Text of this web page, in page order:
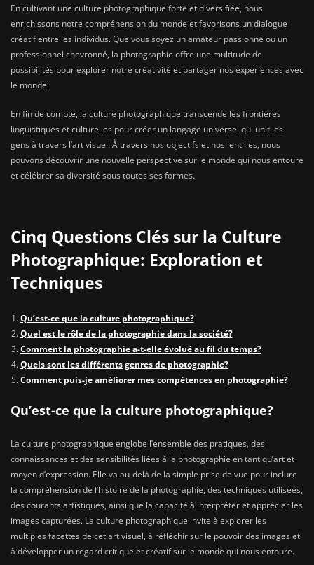
En cultivant une culture photographique forte et diversifiée, nous
enrichissons notre compréhension du monde et favorisons un dialogue
créatif entre les individus. Que vous soyez un amateur passionné ou un
professionnel chevronné, la photographie offre une multitude de
possibilités pour explorer notre créativité et partager nos expériences avec
le monde.
En fin de compte, la culture photographique transcende les frontières
linguistiques et culturelles pour créer un langage universel qui unit les
gens à travers l’art visuel. À travers nos objectifs et nos lentilles, nous
pouvons découvrir une nouvelle perspective sur le monde qui nous entoure
et célébrer sa diversité sous toutes ses formes.
Cinq Questions Clés sur la Culture
Photographique: Exploration et
Techniques
Qu’est-ce que la culture photographique?
Quel est le rôle de la photographie dans la société?
Comment la photographie a-t-elle évolué au fil du temps?
Quels sont les différents genres de photographie?
Comment puis-je améliorer mes compétences en photographie?
Qu’est-ce que la culture photographique?
La culture photographique englobe l’ensemble des pratiques, des
connaissances et des sensibilités liées à la photographie en tant qu’art et
moyen d’expression. Elle va au-delà de la simple prise de vue pour inclure
la compréhension de l’histoire de la photographie, des techniques utilisées,
des courants artistiques, ainsi que la capacité à interpréter et apprécier les
images capturées. La culture photographique invite à explorer les
multiples facettes de cet art visuel, à réfléchir sur le pouvoir des images et
à développer un regard critique et créatif sur le monde qui nous entoure.